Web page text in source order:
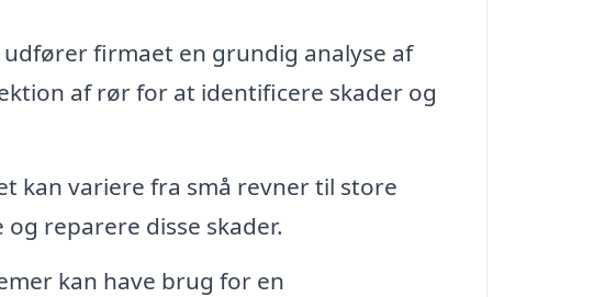
firmaet en grundig analyse af
af rør for at identificere skader og
kan variere fra små revner til store
reparere disse skader.
kan have brug for en